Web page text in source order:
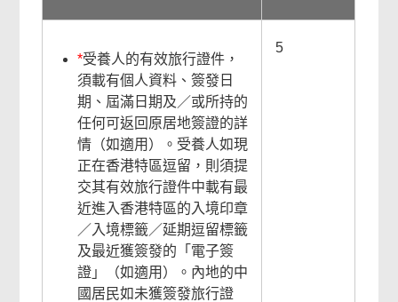
*受養人的有效旅行證件，
須載有個人資料、簽發日
期、屆滿日期及／或所持的
任何可返回原居地簽證的詳
情（如適用）。受養人如現
正在香港特區逗留，則須提
交其有效旅行證件中載有最
近進入香港特區的入境印章
／入境標籤／延期逗留標籤
及最近獲簽發的「電子簽
證」（如適用）。內地的中
國居民如未獲簽發旅行證
5